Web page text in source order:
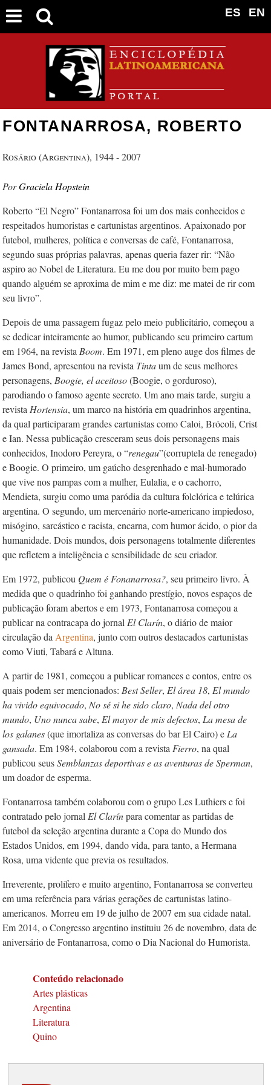
EN
ES
FONTANARROSA, ROBERTO
Rosário (Argentina), 1944 - 2007
Graciela Hopstein
Roberto “El Negro” Fontanarrosa foi um dos mais conhecidos e
respeitados humoristas e cartunistas argentinos. Apaixonado por
futebol, mulheres, política e conversas de café, Fontanarrosa,
segundo suas próprias palavras, apenas queria fazer rir: “Não
aspiro ao Nobel de Literatura. Eu me dou por muito bem pago
quando alguém se aproxima de mim e me diz: me matei de rir com
seu livro”.
Depois de uma passagem fugaz pelo meio publicitário, começou a
se dedicar inteiramente ao humor, publicando seu primeiro cartum
em 1964, na revista Boom. Em 1971, em pleno auge dos filmes de
James Bond, apresentou na revista Tintaum de seus melhores
personagens, Boogie, el aceitoso(Boogie, o gorduroso),
parodiando o famoso agente secreto. Um ano mais tarde, surgiu a
revista Hortensia, um marco na história em quadrinhos argentina,
da qual participaram grandes cartunistas como Caloi, Brócoli, Crist
e Ian. Nessa publicação cresceram seus dois personagens mais
conhecidos, Inodoro Pereyra, o “renegau”(corruptela de renegado)
e Boogie. O primeiro, um gaúcho desgrenhado e mal-humorado
que vive nos pampas com a mulher, Eulalia, e o cachorro,
Mendieta, surgiu como uma paródia da cultura folclórica e telúrica
argentina. O segundo, um mercenário norte-americano impiedoso,
misógino, sarcástico e racista, encarna, com humor ácido, o pior da
humanidade. Dois mundos, dois personagens totalmente diferentes
que refletem a inteligência e sensibilidade de seu criador.
Em 1972, publicou Quem é Fonanarrosa?, seu primeiro livro. À
medida que o quadrinho foi ganhando prestígio, novos espaços de
publicação foram abertos e em 1973, Fontanarrosa começou a
publicar na contracapa do jornal El Clarín, o diário de maior
circulação da Argentina, junto com outros destacados cartunistas
como Viuti, Tabará e Altuna.
A partir de 1981, começou a publicar romances e contos, entre os
quais podem ser mencionados: Best Seller, El área 18, El mundo
ha vivido equivocado, No sé si he sido claro, Nada del otro
mundo, Uno nunca sabe, El mayor de mis defectos, La mesa de
los galanes(que imortaliza as conversas do bar El Cairo) e La
gansada. Em 1984, colaborou com a revista Fierro, na qual
publicou seusSemblanzas deportivas e as aventuras de Sperman,
um doador de esperma.
Fontanarrosa também colaborou com o grupo Les Luthiers e foi
contratado pelo jornal El Clarínpara comentar as partidas de
futebol da seleção argentina durante a Copa do Mundo dos
Estados Unidos, em 1994, dando vida, para tanto, a Hermana
Rosa, uma vidente que previa os resultados.
Irreverente, prolífero e muito argentino, Fontanarrosa se converteu
em uma referência para várias gerações de cartunistas latino-
americanos. Morreu em 19 de julho de 2007 em sua cidade natal.
Em 2014, o Congresso argentino instituiu 26 de novembro, data de
aniversário de Fontanarrosa, como o Dia Nacional do Humorista.
Conteúdo relacionado
Artes plásticas
Argentina
Literatura
Quino